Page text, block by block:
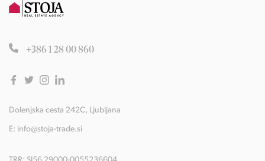
+386 1 28 00 860
Dolenjska cesta 242C, Ljubljana
E: info@stoja-trade.si